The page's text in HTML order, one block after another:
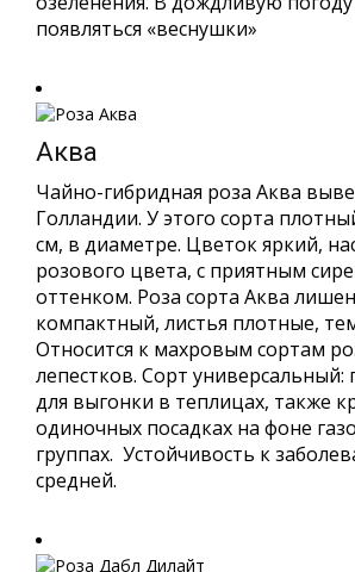
появляться «веснушки»
Аква
Чайно-гибридная роза Аква
Голландии. У этого сорта
см, в диаметре. Цветок яркий,
розового цвета, с приятным
оттенком. Роза сорта Аква
компактный, листья плотные,
Относится к махровым сортам
лепестков. Сорт универсальный:
для выгонки в теплицах, также
одиночных посадках на фоне
группах. Устойчивость к
средней.